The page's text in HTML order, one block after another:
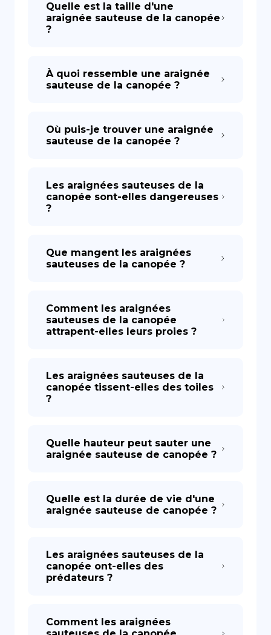
Quelle est la taille d'une
araignée sauteuse de la canopée
?
À quoi ressemble une araignée
sauteuse de la canopée ?
Où puis-je trouver une araignée
sauteuse de la canopée ?
Les araignées sauteuses de la
canopée sont-elles dangereuses
?
Que mangent les araignées
sauteuses de la canopée ?
Comment les araignées
sauteuses de la canopée
attrapent-elles leurs proies ?
Les araignées sauteuses de la
canopée tissent-elles des toiles
?
Quelle hauteur peut sauter une
araignée sauteuse de canopée ?
Quelle est la durée de vie d'une
araignée sauteuse de canopée ?
Les araignées sauteuses de la
canopée ont-elles des
prédateurs ?
Comment les araignées